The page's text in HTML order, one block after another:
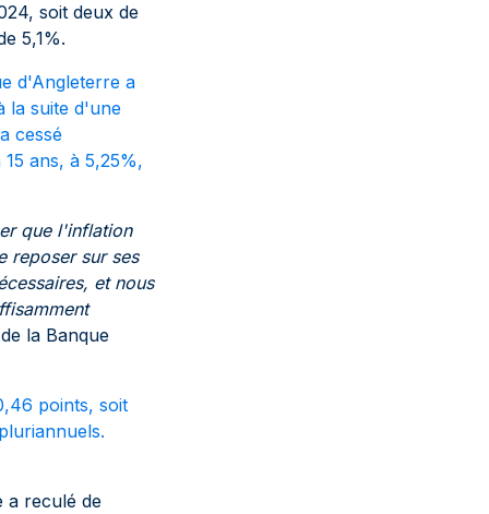
soit deux de
5,1%.
d'Angleterre a
la suite d'une
cessé
ans, à 5,25%,
que l'inflation
reposer sur ses
et nous
la Banque
points, soit
a reculé de